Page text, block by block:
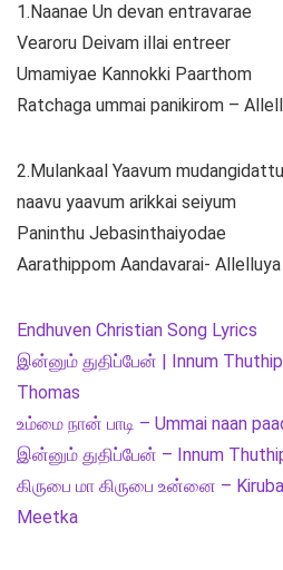
1.Naanae Un devan entravarae
Vearoru Deivam illai entreer
Umamiyae Kannokki Paarthom
Ratchaga ummai panikirom –
2.Mulankaal Yaavum
naavu yaavum arikkai seiyum
Paninthu Jebasinthaiyodae
Aarathippom Aandavarai- Allelluya
Endhuven Christian Song Lyrics
இன்னும் துதிப்பேன் | Innum
Thomas
உம்மை நான் பாடி – Ummai naan
இன்னும் துதிப்பேன் – Innum
கிருபை மா கிருபை உன்னை –
Meetka